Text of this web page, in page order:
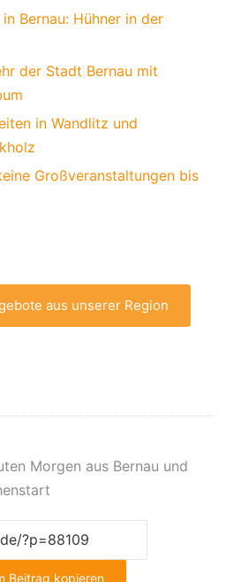
Bernau: Hühner in der
der Stadt Bernau mit
in Wandlitz und
Großveranstaltungen bis
aus unserer Region
Morgen aus Bernau und
Beitrag kopieren